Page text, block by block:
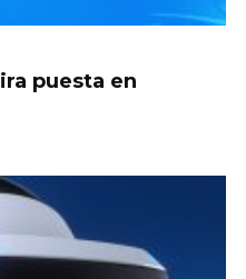
puesta en